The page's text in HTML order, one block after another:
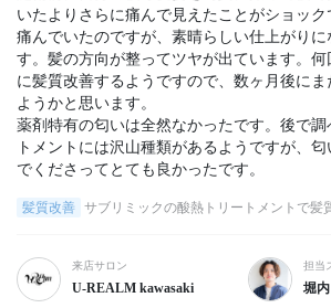
いたよりさらに痛んで見えたことがショッ
痛んでいたのですが、素晴らしい仕上がりに
す。髪の方向が整ってツヤが出ています。何
に髪質改善するようですので、数ヶ月後に
ようかと思います。
薬剤特有の匂いは全然なかったです。後で
トメントには沢山種類があるようですが、
でくださってとても良かったです。
髪質改善 サブリミックの酸熱トリートメントで髪
来店サロン
U-REALM kawasaki
担当
堀